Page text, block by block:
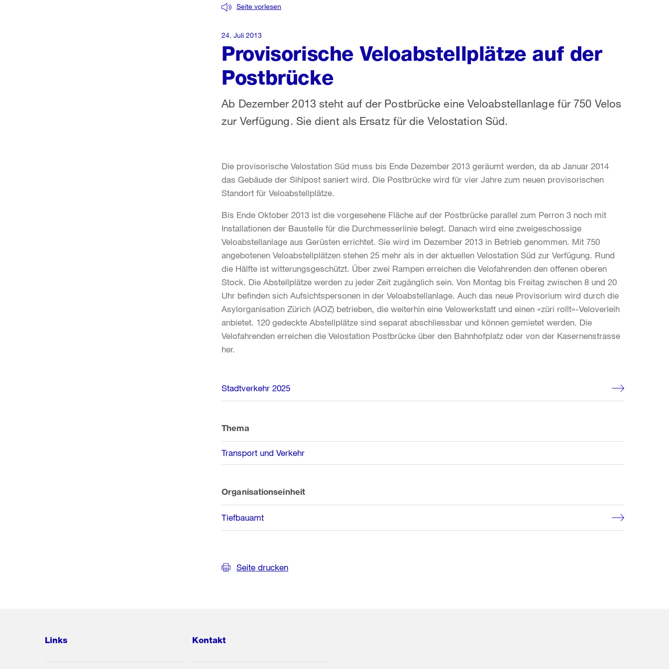
Provisorische Veloabstellplätze auf der
Postbrücke
Seite vorlesen
Ab Dezember 2013 steht auf der Postbrücke eine Veloabstellanlage für 750 Velos
zur Verfügung. Sie dient als Ersatz für die Velostation Süd.
24. Juli 2013
Die provisorische Velostation Süd muss bis Ende Dezember 2013 geräumt werden, da ab Januar 2014
das Gebäude der Sihlpost saniert wird. Die Postbrücke wird für vier Jahre zum neuen provisorischen
Standort für Veloabstellplätze.
Bis Ende Oktober 2013 ist die vorgesehene Fläche auf der Postbrücke parallel zum Perron 3 noch mit
Installationen der Baustelle für die Durchmesserlinie belegt. Danach wird eine zweigeschossige
Veloabstellanlage aus Gerüsten errichtet. Sie wird im Dezember 2013 in Betrieb genommen. Mit 750
angebotenen Veloabstellplätzen stehen 25 mehr als in der aktuellen Velostation Süd zur Verfügung. Rund
die Hälfte ist witterungsgeschützt. Über zwei Rampen erreichen die Velofahrenden den offenen oberen
Stock. Die Abstellplätze werden zu jeder Zeit zugänglich sein. Von Montag bis Freitag zwischen 8 und 20
Uhr befinden sich Aufsichtspersonen in der Veloabstellanlage. Auch das neue Provisorium wird durch die
Asylorganisation Zürich (AOZ) betrieben, die weiterhin eine Velowerkstatt und einen «züri rollt»-Veloverleih
anbietet. 120 gedeckte Abstellplätze sind separat abschliessbar und können gemietet werden. Die
Velofahrenden erreichen die Velostation Postbrücke über den Bahnhofplatz oder von der Kasernenstrasse
her.
Weitere
Informationen
Stadtverkehr 2025
Thema
Transport und Verkehr
Organisationseinheit
Tiefbauamt
Seite drucken
Links Kontakt